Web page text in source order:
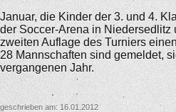
Januar, die Kinder der 3. und 4.
der Soccer-Arena in Niedersedlitz
zweiten Auflage des Turniers
28 Mannschaften sind gemeldet,
vergangenen Jahr.
geschrieben am: 16.01.2012